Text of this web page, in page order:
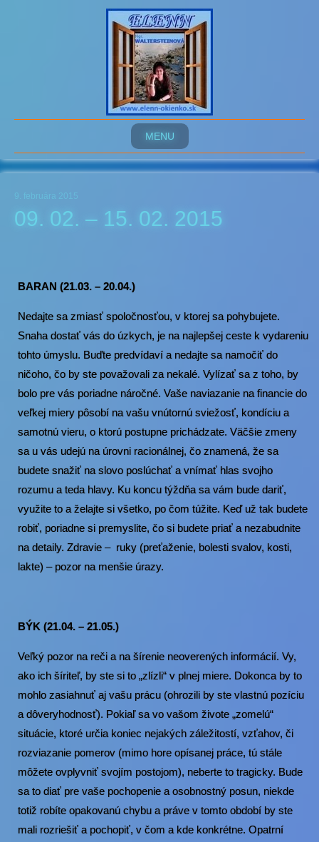
MENU
9. februára 2015
09. 02. – 15. 02. 2015
BARAN (21.03. – 20.04.)
Nedajte sa zmiasť spoločnosťou, v ktorej sa pohybujete.
Snaha dostať vás do úzkych, je na najlepšej ceste k vydareniu
tohto úmyslu. Buďte predvídaví a nedajte sa namočiť do
ničoho, čo by ste považovali za nekalé. Vylízať sa z toho, by
bolo pre vás poriadne náročné. Vaše naviazanie na financie do
veľkej miery pôsobí na vašu vnútornú sviežosť, kondíciu a
samotnú vieru, o ktorú postupne prichádzate. Väčšie zmeny
sa u vás udejú na úrovni racionálnej, čo znamená, že sa
budete snažiť na slovo poslúchať a vnímať hlas svojho
rozumu a teda hlavy. Ku koncu týždňa sa vám bude dariť,
využite to a želajte si všetko, po čom túžite. Keď už tak budete
robiť, poriadne si premyslite, čo si budete priať a nezabudnite
na detaily. Zdravie – ruky (preťaženie, bolesti svalov, kosti,
lakte) – pozor na menšie úrazy.
BÝK (21.04. – 21.05.)
Veľký pozor na reči a na šírenie neoverených informácií. Vy,
ako ich šíriteľ, by ste si to „zlízli“ v plnej miere. Dokonca by to
mohlo zasiahnuť aj vašu prácu (ohrozili by ste vlastnú pozíciu
a dôveryhodnosť). Pokiaľ sa vo vašom živote „zomelú“
situácie, ktoré určia koniec nejakých záležitostí, vzťahov, či
rozviazanie pomerov (mimo hore opísanej práce, tú stále
môžete ovplyvniť svojím postojom), neberte to tragicky. Bude
sa to diať pre vaše pochopenie a osobnostný posun, niekde
totiž robíte opakovanú chybu a práve v tomto období by ste
mali rozriešiť a pochopiť, v čom a kde konkrétne. Opatrní